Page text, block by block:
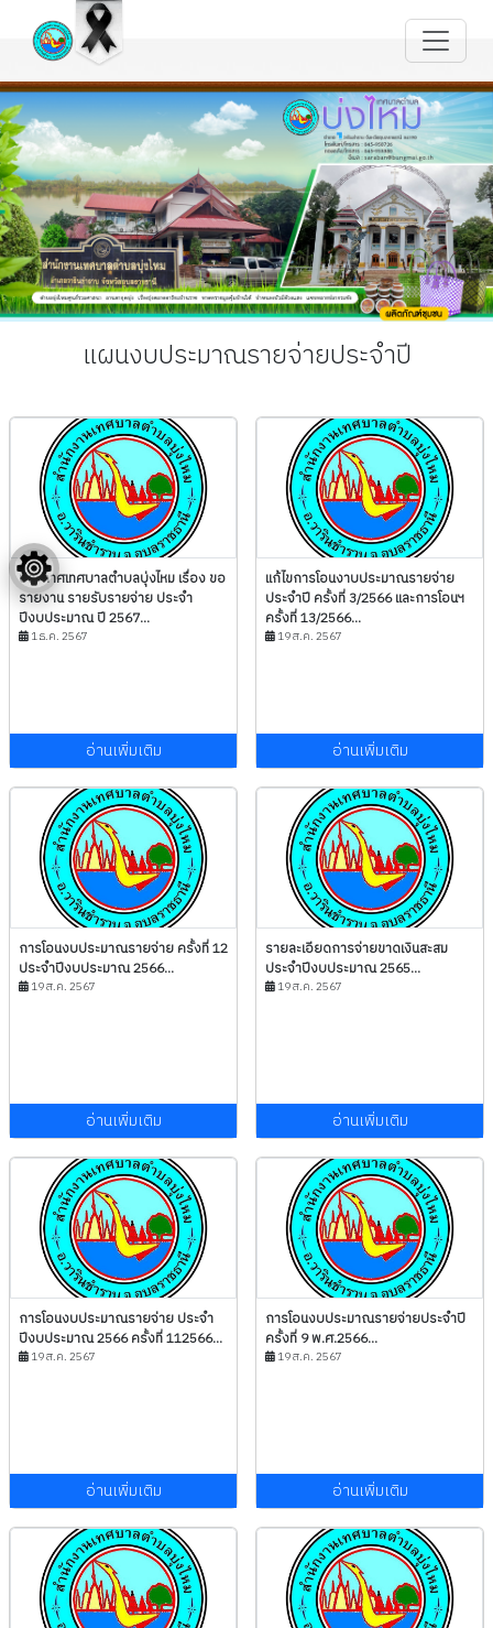
แผนงบประมาณรายจ่ายประจำปี
ประกาศเทศบาลตำบลบุ่งไหม เรื่อง ขอ
รายงาน รายรับรายจ่าย ประจำ
ปีงบประมาณ ปี 2567...
1 ธ.ค. 2567
อ่านเพิ่มเติม
แก้ไขการโอนงาบประมาณรายจ่าย
ประจำปี ครั้งที่ 3/2566 และการโอนฯ
ครั้งที่ 13/2566...
19 ส.ค. 2567
อ่านเพิ่มเติม
การโอนงบประมาณรายจ่าย ครั้งที่ 12
ประจำปีงบประมาณ 2566...
19 ส.ค. 2567
อ่านเพิ่มเติม
รายละเอียดการจ่ายขาดเงินสะสม
ประจำปีงบประมาณ 2565...
19 ส.ค. 2567
อ่านเพิ่มเติม
การโอนงบประมาณรายจ่าย ประจำ
ปีงบประมาณ 2566 ครั้งที่ 112566...
19 ส.ค. 2567
อ่านเพิ่มเติม
การโอนงบประมาณรายจ่ายประจำปี
ครั้งที่ 9 พ.ศ.2566...
19 ส.ค. 2567
อ่านเพิ่มเติม